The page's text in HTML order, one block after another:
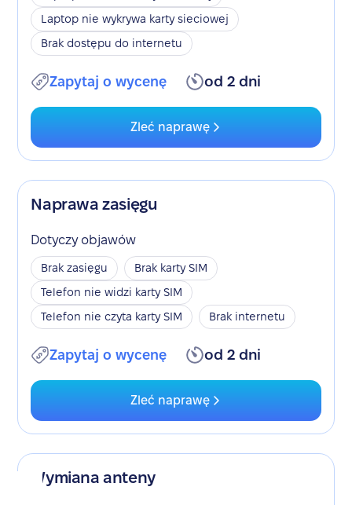
Laptop nie wykrywa karty sieciowej
Brak dostępu do internetu
Zapytaj o wycenę od 2 dni
Zleć naprawę
Naprawa zasięgu
Dotyczy objawów
Brak zasięgu
Brak karty SIM
Telefon nie widzi karty SIM
Telefon nie czyta karty SIM
Brak internetu
Zapytaj o wycenę od 2 dni
Zleć naprawę
Wymiana anteny